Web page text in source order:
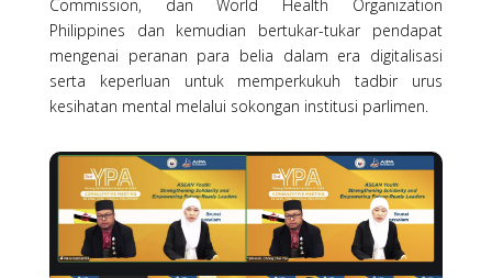
Commission, dan World Health Organization
Philippines dan kemudian bertukar-tukar pendapat
mengenai peranan para belia dalam era digitalisasi
serta keperluan untuk memperkukuh tadbir urus
kesihatan mental melalui sokongan institusi parlimen.